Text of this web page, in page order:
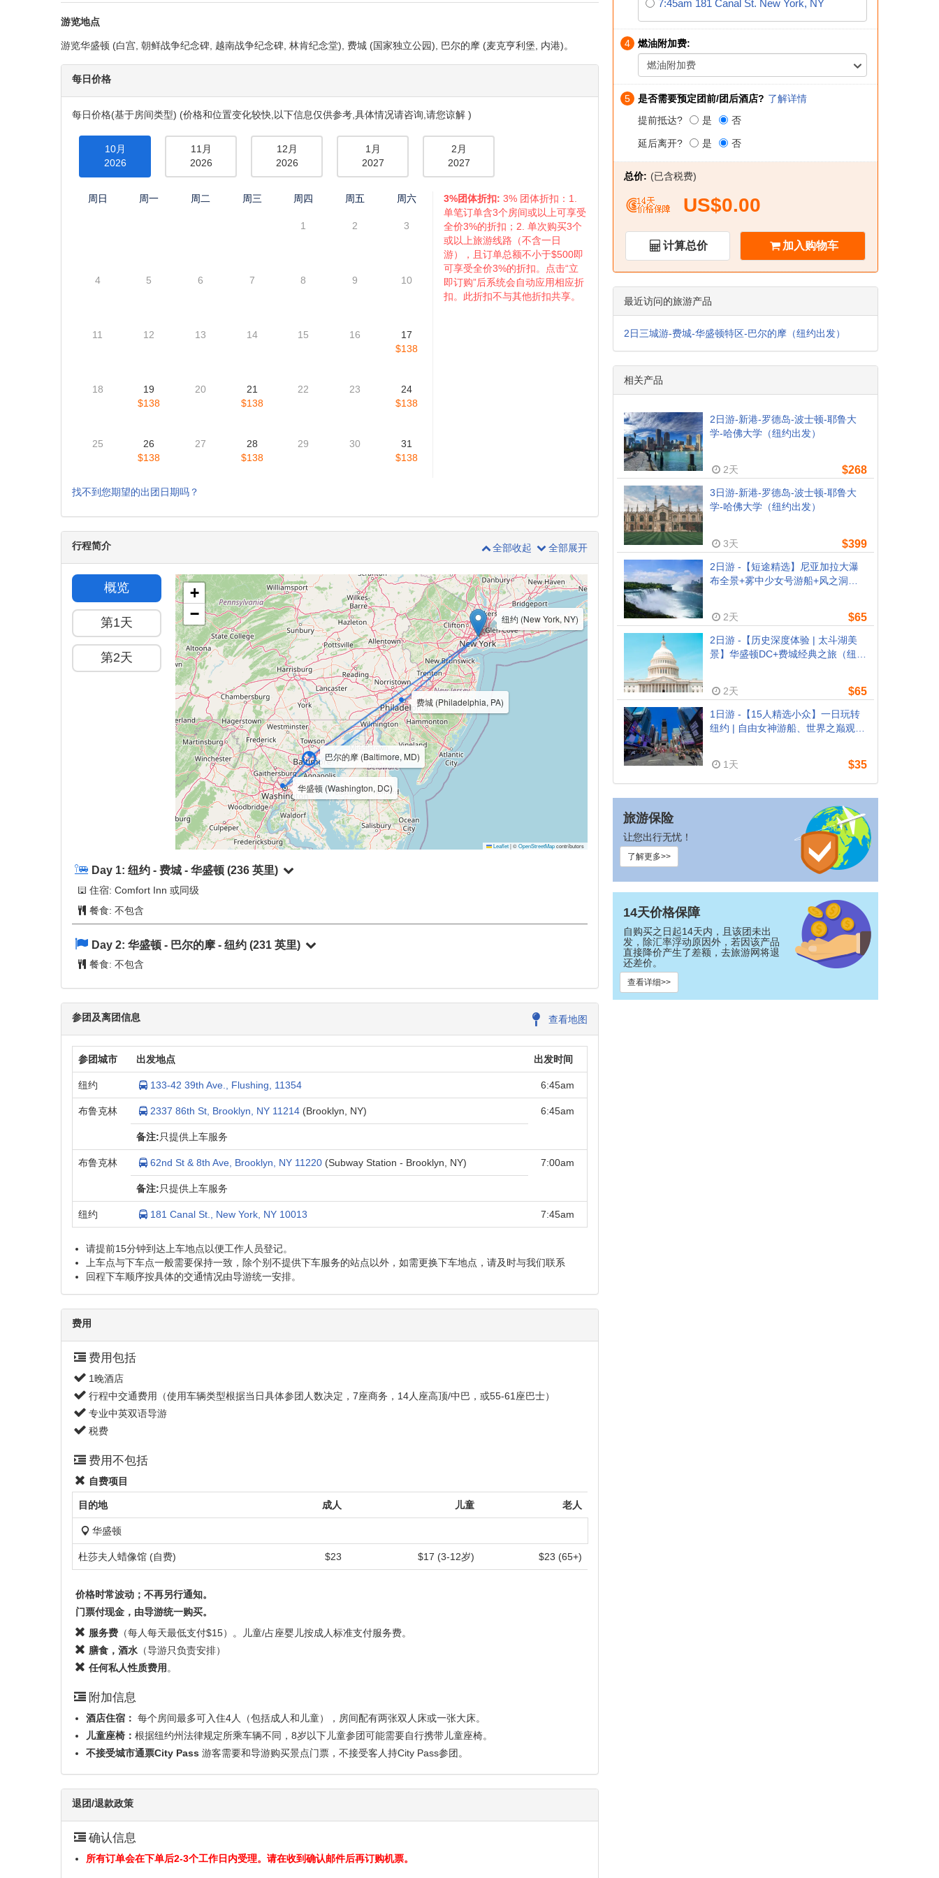
游览地点
游览华盛顿 (白宫, 朝鲜战争纪念碑, 越南战争纪念碑, 林肯纪念堂), 费城 (国家独立公园), 巴尔的摩 (麦克亨利堡, 内港)。
每日价格
每日价格(基于房间类型) (价格和位置变化较快,以下信息仅供参考,具体情况请咨询,请您谅解 )
10月
2026
11月
2026
12月
2026
1月
2027
2月
2027
周日 周一 周二 周三 周四 周五 周六
1 2 3
4 5 6 7 8 9 10
11 12 13 14 15 16
17
$138
18
19
$138
20
21
$138
22 23
24
$138
25
26
$138
27
28
$138
29 30
31
$138
3%团体折扣: 3% 团体折扣：1.
单笔订单含3个房间或以上可享受
全价3%的折扣；2. 单次购买3个
或以上旅游线路（不含一日
游），且订单总额不小于$500即
可享受全价3%的折扣。点击“立
即订购”后系统会自动应用相应折
扣。此折扣不与其他折扣共享。
找不到您期望的出团日期吗？
行程简介 全部收起 全部展开
概览
第1天
第2天
纽约 (New York, NY)
费城 (Philadelphia, PA)
华盛顿 (Washington, DC)
巴尔的摩 (Baltimore, MD)
+
−
Leaflet|©OpenStreetMapcontributors
Day 1:纽约 - 费城 - 华盛顿 (236 英里)
住宿: Comfort Inn 或同级
餐食: 不包含
Day 2:华盛顿 - 巴尔的摩 - 纽约 (231 英里)
餐食: 不包含
参团及离团信息 查看地图
参团城市 出发地点 出发时间
纽约 133-42 39th Ave., Flushing, 11354 6:45am
布鲁克林 2337 86th St, Brooklyn, NY 11214(Brooklyn, NY) 6:45am
备注:只提供上车服务
布鲁克林 62nd St & 8th Ave, Brooklyn, NY 11220(Subway Station - Brooklyn, NY) 7:00am
备注:只提供上车服务
纽约 181 Canal St., New York, NY 10013 7:45am
请提前15分钟到达上车地点以便工作人员登记。
上车点与下车点一般需要保持一致，除个别不提供下车服务的站点以外，如需更换下车地点，请及时与我们联系
回程下车顺序按具体的交通情况由导游统一安排。
费用
费用包括
1晚酒店
行程中交通费用（使用车辆类型根据当日具体参团人数决定，7座商务，14人座高顶/中巴，或55-61座巴士）
专业中英双语导游
税费
费用不包括
自费项目
目的地 成人 儿童 老人
华盛顿
杜莎夫人蜡像馆 (自费) $23 $17 (3-12岁) $23 (65+)
价格时常波动；不再另行通知。
门票付现金，由导游统一购买。
服务费 （每人每天最低支付$15）。儿童/占座婴儿按成人标准支付服务费。
膳食，酒水 （导游只负责安排）
任何私人性质费用。
附加信息
酒店住宿： 每个房间最多可入住4人（包括成人和儿童），房间配有两张双人床或一张大床。
儿童座椅： 根据纽约州法律规定所乘车辆不同，8岁以下儿童参团可能需要自行携带儿童座椅。
不接受城市通票City Pass 游客需要和导游购买景点门票，不接受客人持City Pass参团。
退团/退款政策
确认信息
所有订单会在下单后2-3个工作日内受理。请在收到确认邮件后再订购机票。
7:45am 181 Canal St. New York, NY
4
燃油附加费:
燃油附加费
5 是否需要预定团前/团后酒店? 了解详情
提前抵达?
是 否
延后离开? 是 否
总价: (已含税费)
US$0.00
计算总价 加入购物车
最近访问的旅游产品
2日三城游-费城-华盛顿特区-巴尔的摩（纽约出发）
相关产品
2日游-新港-罗德岛-波士顿-耶鲁大
学-哈佛大学（纽约出发）
2天 $268
3日游-新港-罗德岛-波士顿-耶鲁大
学-哈佛大学（纽约出发）
3天 $399
2日游 -【短途精选】尼亚加拉大瀑
布全景+雾中少女号游船+风之洞
2天 $65
2日游 -【历史深度体验 | 太斗湖美
景】华盛顿DC+费城经典之旅（纽
2天 $65
1日游 -【15人精选小众】一日玩转
纽约 | 自由女神游船、世界之巅观景
1天 $35
旅游保险
让您出行无忧！
了解更多>>
14天价格保障
自购买之日起14天内，且该团未出
发，除汇率浮动原因外，若因该产品
直接降价产生了差额，去旅游网将退
还差价。
查看详细>>